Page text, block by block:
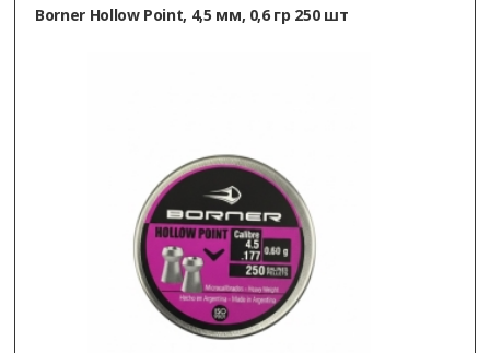
Borner Hollow Point, 4,5 мм, 0,6 гр 250 шт